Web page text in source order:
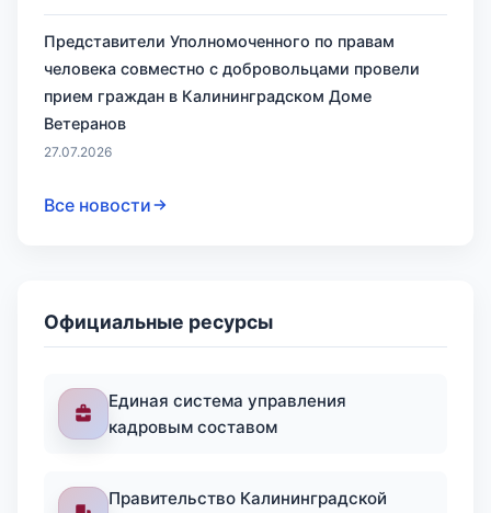
Представители Уполномоченного по правам
человека совместно с добровольцами провели
прием граждан в Калининградском Доме
Ветеранов
27.07.2026
Все новости
Официальные ресурсы
Единая система управления
кадровым составом
Правительство Калининградской